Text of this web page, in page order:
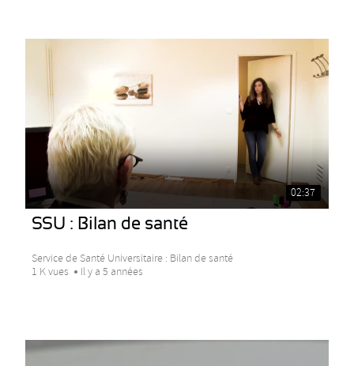
02:37
SSU : Bilan de santé
Service de Santé Universitaire : Bilan de santé
1 K vues
Il y a 5 années